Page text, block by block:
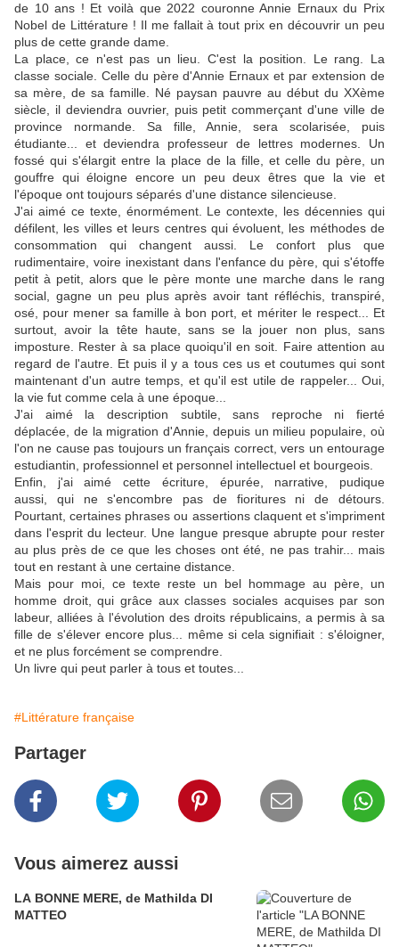
de 10 ans ! Et voilà que 2022 couronne Annie Ernaux du Prix
Nobel de Littérature ! Il me fallait à tout prix en découvrir un peu
plus de cette grande dame.
La place, ce n'est pas un lieu. C'est la position. Le rang. La
classe sociale. Celle du père d'Annie Ernaux et par extension de
sa mère, de sa famille. Né paysan pauvre au début du XXème
siècle, il deviendra ouvrier, puis petit commerçant d'une ville de
province normande. Sa fille, Annie, sera scolarisée, puis
étudiante... et deviendra professeur de lettres modernes. Un
fossé qui s'élargit entre la place de la fille, et celle du père, un
gouffre qui éloigne encore un peu deux êtres que la vie et
l'époque ont toujours séparés d'une distance silencieuse.
J'ai aimé ce texte, énormément. Le contexte, les décennies qui
défilent, les villes et leurs centres qui évoluent, les méthodes de
consommation qui changent aussi. Le confort plus que
rudimentaire, voire inexistant dans l'enfance du père, qui s'étoffe
petit à petit, alors que le père monte une marche dans le rang
social, gagne un peu plus après avoir tant réfléchis, transpiré,
osé, pour mener sa famille à bon port, et mériter le respect... Et
surtout, avoir la tête haute, sans se la jouer non plus, sans
imposture. Rester à sa place quoiqu'il en soit. Faire attention au
regard de l'autre. Et puis il y a tous ces us et coutumes qui sont
maintenant d'un autre temps, et qu'il est utile de rappeler... Oui,
la vie fut comme cela à une époque...
J'ai aimé la description subtile, sans reproche ni fierté
déplacée, de la migration d'Annie, depuis un milieu populaire, où
l'on ne cause pas toujours un français correct, vers un entourage
estudiantin, professionnel et personnel intellectuel et bourgeois.
Enfin, j'ai aimé cette écriture, épurée, narrative, pudique
aussi, qui ne s'encombre pas de fioritures ni de détours.
Pourtant, certaines phrases ou assertions claquent et s'impriment
dans l'esprit du lecteur. Une langue presque abrupte pour rester
au plus près de ce que les choses ont été, ne pas trahir... mais
tout en restant à une certaine distance.
Mais pour moi, ce texte reste un bel hommage au père, un
homme droit, qui grâce aux classes sociales acquises par son
labeur, alliées à l'évolution des droits républicains, a permis à sa
fille de s'élever encore plus... même si cela signifiait : s'éloigner,
et ne plus forcément se comprendre.
Un livre qui peut parler à tous et toutes...
#Littérature française
Partager
Vous aimerez aussi
LA BONNE MERE, de Mathilda DI
MATTEO